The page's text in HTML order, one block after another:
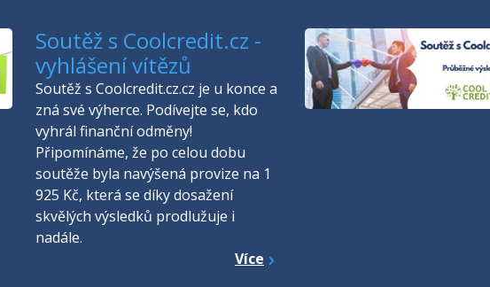
Soutěž s Coolcredit.cz -
vyhlášení vítězů
Soutěž s Coolcredit.cz.cz je u konce a
zná své výherce. Podívejte se, kdo
vyhrál finanční odměny!
Připomínáme, že po celou dobu
soutěže byla navýšená provize na 1
925 Kč, která se díky dosažení
skvělých výsledků prodlužuje i
nadále.
Více